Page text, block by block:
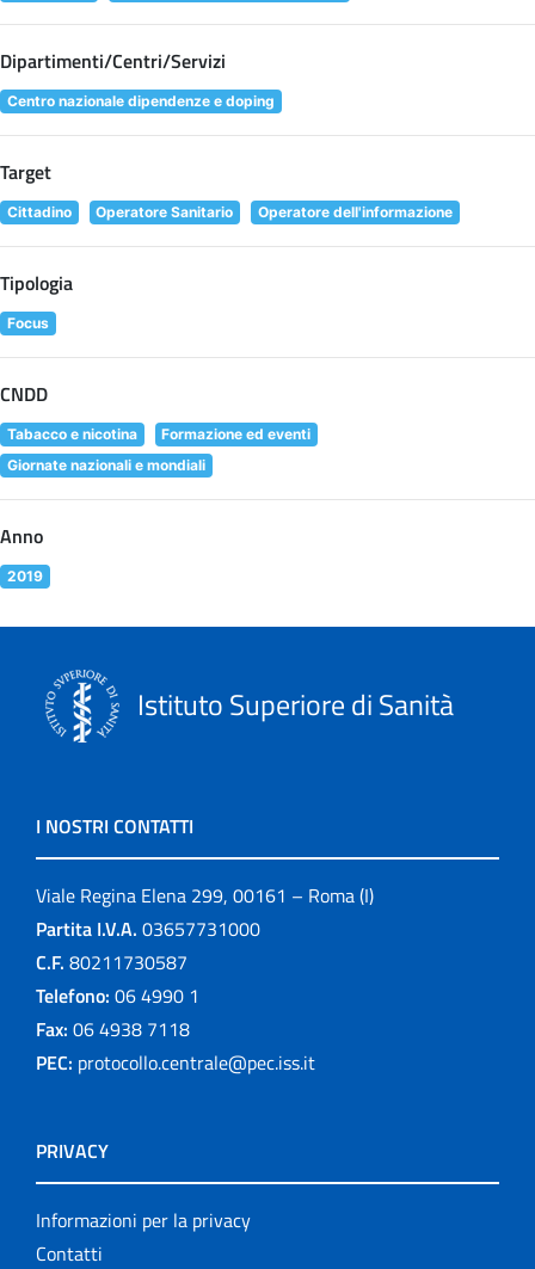
Dipartimenti/Centri/Servizi
Centro nazionale dipendenze e doping
Target
Cittadino Operatore Sanitario Operatore dell'informazione
Tipologia
Focus
CNDD
Tabacco e nicotina
Formazione ed eventi
Giornate nazionali e mondiali
Anno
2019
Istituto Superiore di Sanità
I NOSTRI CONTATTI
Viale Regina Elena 299, 00161 – Roma (I)
Partita I.V.A. 03657731000
C.F. 80211730587
Telefono: 06 4990 1
Fax: 06 4938 7118
PEC: protocollo.centrale@pec.iss.it
PRIVACY
Informazioni per la privacy
Contatti